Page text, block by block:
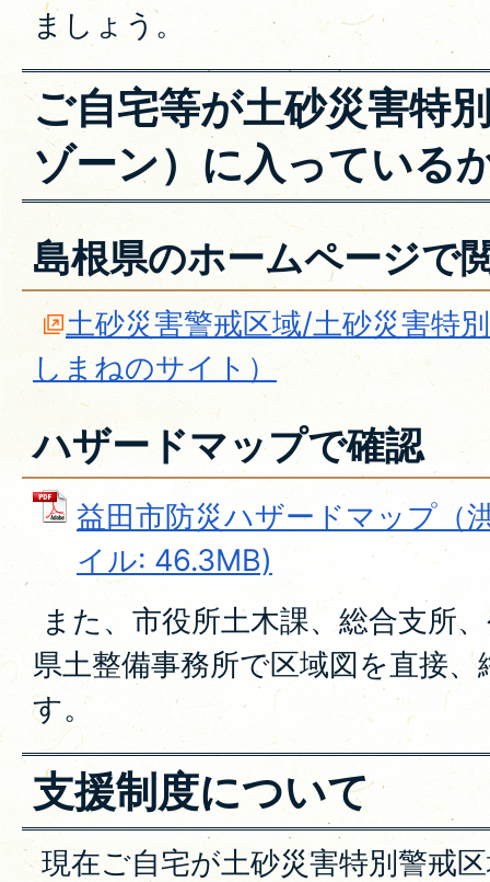
ましょう。
ご自宅等が土砂災害特
ゾーン）に入っている
島根県のホームページで
土砂災害警戒区域/土砂災害特
しまねのサイト）
ハザードマップで確認
益田市防災ハザードマップ（
イル: 46.3MB)
また、市役所土木課、総合支所
県土整備事務所で区域図を直接
す。
支援制度について
現在ご自宅が土砂災害特別警戒